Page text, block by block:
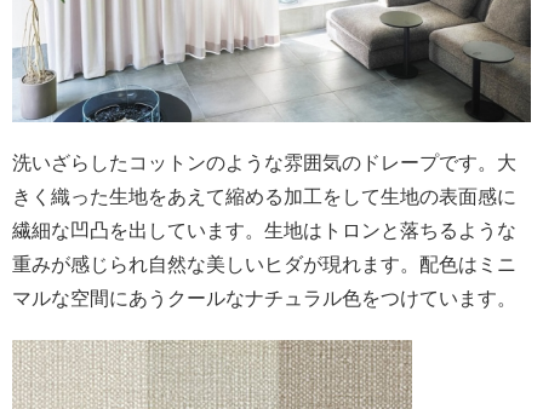
洗いざらしたコットンのような雰囲気のドレープです。大
きく織った生地をあえて縮める加工をして生地の表面感に
繊細な凹凸を出しています。生地はトロンと落ちるような
重みが感じられ自然な美しいヒダが現れます。配色はミニ
マルな空間にあうクールなナチュラル色をつけています。